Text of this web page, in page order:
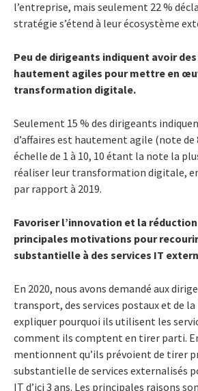
l’entreprise, mais seulement 22 %
stratégie s’étend à leur écosystème
Peu de dirigeants indiquent avoir
hautement agiles pour mettre en
transformation digitale.
Seulement 15 % des dirigeants
d’affaires est hautement agile (note de
échelle de 1 à 10, 10 étant la note la
réaliser leur transformation digitale,
par rapport à 2019.
Favoriser l’innovation et la
principales motivations pour
substantielle à des services IT
En 2020, nous avons demandé aux
transport, des services postaux et de
expliquer pourquoi ils utilisent les
comment ils comptent en tirer parti.
mentionnent qu’ils prévoient de tirer
substantielle de services externalisés
IT d’ici 3 ans. Les principales raisons